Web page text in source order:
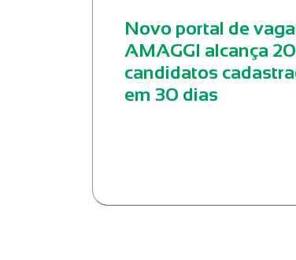
Novo portal de
AMAGGI alcança
candidatos
em 30 dias